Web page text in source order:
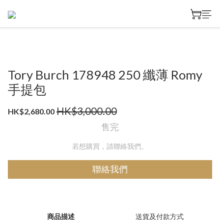
Tory Burch 178948 250 纖薄 Romy
手提包
HK$2,680.00 HK$3,000.00
售完
若想購買，請聯絡我們。
聯絡我們
商品描述 送貨及付款方式